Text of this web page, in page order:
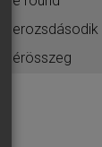
berozsdásodik
bérösszeg